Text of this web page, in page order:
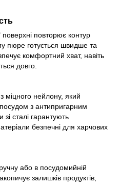
повторює контур
пюре готується швидше та
комфортний хват, навіть
довго.
міцного нейлону, який
з антипригарним
сталі гарантують
безпечні для харчових
або в посудомийній
залишків продуктів,